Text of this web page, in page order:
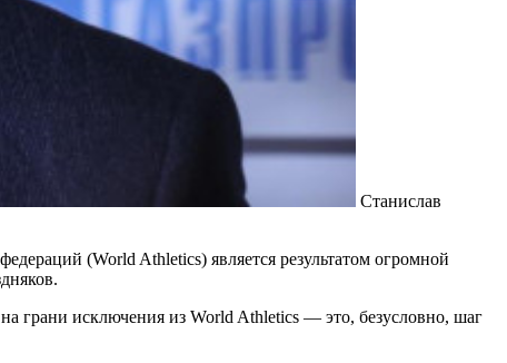
Станислав
(World Athletics) является результатом огромной
на грани исключения из World Athletics — это, безусловно, шаг